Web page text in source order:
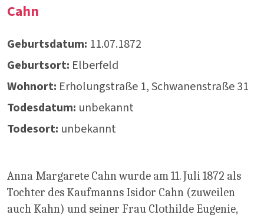
Cahn
Geburtsdatum: 11.07.1872
Geburtsort: Elberfeld
Wohnort: Erholungstraße 1, Schwanenstraße 31
Todesdatum: unbekannt
Todesort: unbekannt
Anna Margarete Cahn wurde am 11. Juli 1872 als
Tochter des Kaufmanns Isidor Cahn (zuweilen
auch Kahn) und seiner Frau Clothilde Eugenie,